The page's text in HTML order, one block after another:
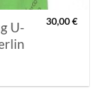
U-
30,00€